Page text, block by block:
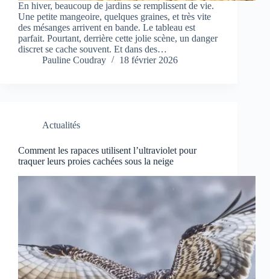
En hiver, beaucoup de jardins se remplissent de vie.
Une petite mangeoire, quelques graines, et très vite
des mésanges arrivent en bande. Le tableau est
parfait. Pourtant, derrière cette jolie scène, un danger
discret se cache souvent. Et dans des…
Pauline Coudray
18 février 2026
Actualités
Comment les rapaces utilisent l’ultraviolet pour
traquer leurs proies cachées sous la neige